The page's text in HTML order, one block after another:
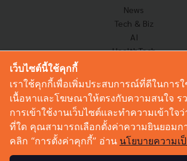
News
Tech & Biz
AI
HealthTech
Corp Innov
Saucy Thoughts
Sustainable
Videos
Podcast
เว็บไซต์นี้ใช้คุกกี้
เราใช้คุกกี้เพื่อเพิ่มประสบการณ์ที่ดีในการใ
เนื้อหาและโฆษณาให้ตรงกับความสนใจ ร
การเข้าใช้งานเว็บไซต์และทำความเข้าใจ
ที่ใด คุณสามารถเลือกตั้งค่าความยินยอมก
คลิก “การตั้งค่าคุกกี้” อ่าน นโยบายความเ